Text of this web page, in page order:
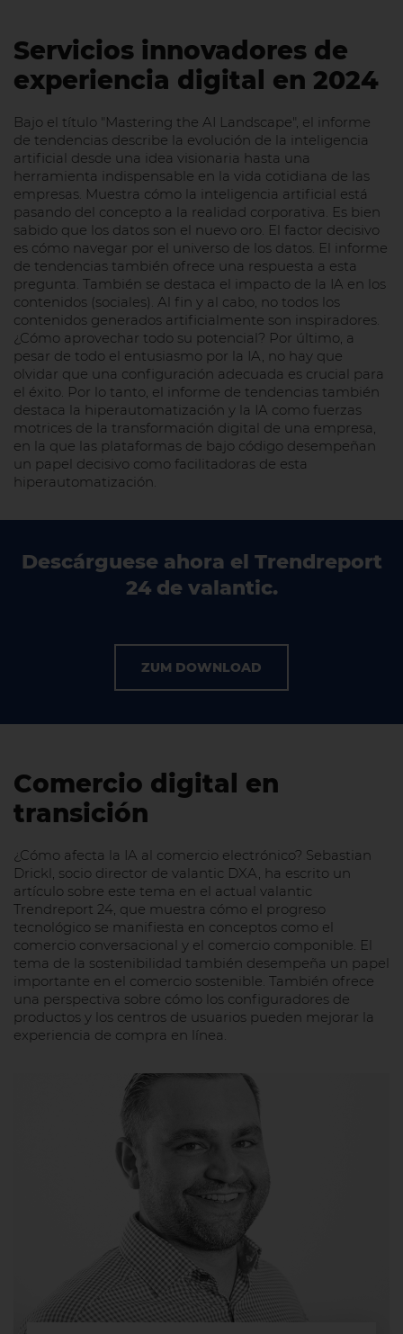
Servicios innovadores de
experiencia digital en 2024
Bajo el título "Mastering the AI Landscape", el informe
de tendencias describe la evolución de la inteligencia
artificial desde una idea visionaria hasta una
herramienta indispensable en la vida cotidiana de las
empresas. Muestra cómo la inteligencia artificial está
pasando del concepto a la realidad corporativa. Es bien
sabido que los datos son el nuevo oro. El factor decisivo
es cómo navegar por el universo de los datos. El informe
de tendencias también ofrece una respuesta a esta
pregunta. También se destaca el impacto de la IA en los
contenidos (sociales). Al fin y al cabo, no todos los
contenidos generados artificialmente son inspiradores.
¿Cómo aprovechar todo su potencial? Por último, a
pesar de todo el entusiasmo por la IA, no hay que
olvidar que una configuración adecuada es crucial para
el éxito. Por lo tanto, el informe de tendencias también
destaca la hiperautomatización y la IA como fuerzas
motrices de la transformación digital de una empresa,
en la que las plataformas de bajo código desempeñan
un papel decisivo como facilitadoras de esta
hiperautomatización.
Descárguese ahora el Trendreport
24 de valantic.
ZUM DOWNLOAD
Comercio digital en
transición
¿Cómo afecta la IA al comercio electrónico? Sebastian
Drickl, socio director de valantic DXA, ha escrito un
artículo sobre este tema en el actual valantic
Trendreport 24, que muestra cómo el progreso
tecnológico se manifiesta en conceptos como el
comercio conversacional y el comercio componible. El
tema de la sostenibilidad también desempeña un papel
importante en el comercio sostenible. También ofrece
una perspectiva sobre cómo los configuradores de
productos y los centros de usuarios pueden mejorar la
experiencia de compra en línea.